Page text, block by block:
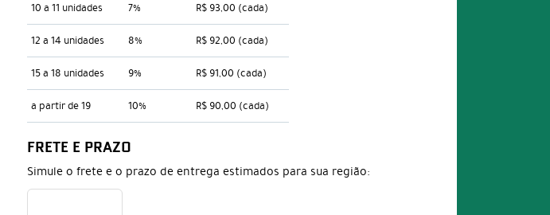
10 a 11 unidades 7% R$ 93,00 (cada)
12 a 14 unidades 8% R$ 92,00 (cada)
15 a 18 unidades 9% R$ 91,00 (cada)
a partir de 19 10% R$ 90,00 (cada)
FRETE E PRAZO
Simule o frete e o prazo de entrega estimados para sua região: